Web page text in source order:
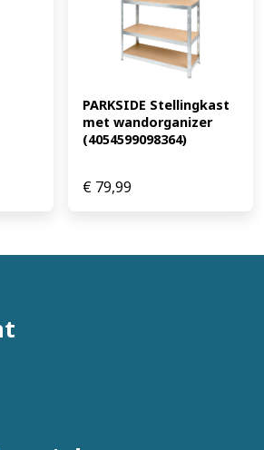
PARKSIDE Stellingkast
met wandorganizer
(4054599098364)
€ 79,99